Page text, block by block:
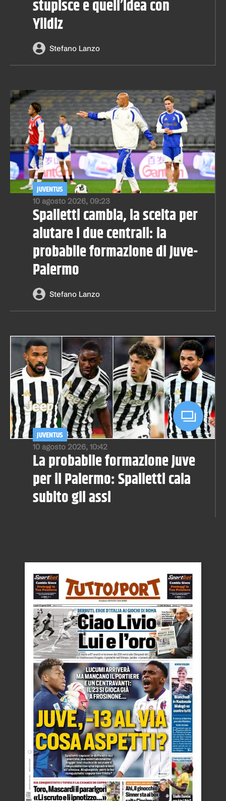
stupisce e quell’idea con
Yildiz
Stefano Lanzo
10 agosto 2026, 09:23
JUVENTUS
Spalletti cambia, la scelta per
aiutare i due centrali: la
probabile formazione di Juve-
Palermo
Stefano Lanzo
10 agosto 2026, 10:42
JUVENTUS
La probabile formazione Juve
per il Palermo: Spalletti cala
subito gli assi